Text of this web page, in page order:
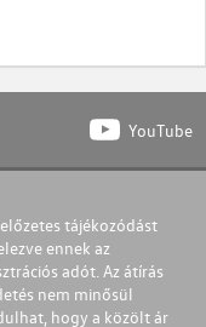
YouTube
tájékozódást
ennek az
adót. Az átírás
nem minősül
hogy a közölt ár